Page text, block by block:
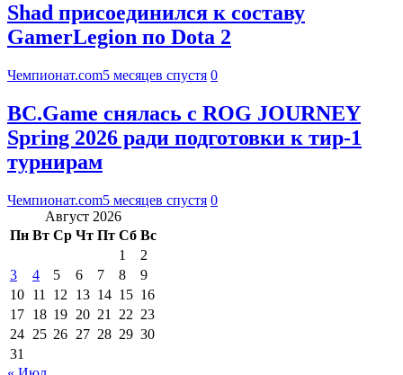
Shad присоединился к составу
GamerLegion по Dota 2
Чемпионат.com5 месяцев спустя 0
BC.Game снялась с ROG JOURNEY
Spring 2026 ради подготовки к тир-1
турнирам
Чемпионат.com5 месяцев спустя 0
Август 2026
Пн Вт Ср Чт Пт Сб Вс
1
2
3
4 5 6 7 8
9
10 11 12 13 14 15 16
17 18 19 20 21 22 23
24 25 26 27 28 29 30
31